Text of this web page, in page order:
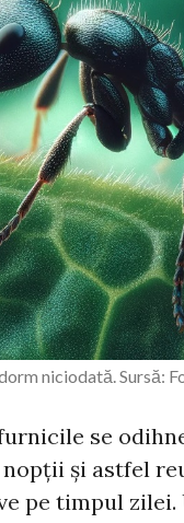
niciodată. Sursă:
se
și astfel
pe timpul